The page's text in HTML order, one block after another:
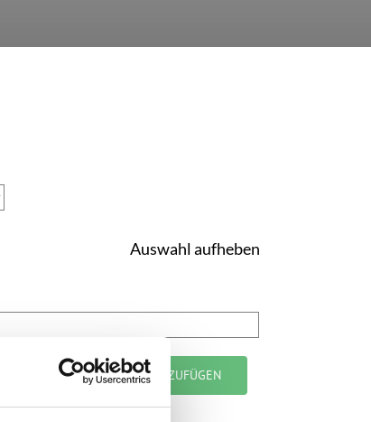
Auswahl aufheben
ZUR ANFRAGE HINZUFÜGEN